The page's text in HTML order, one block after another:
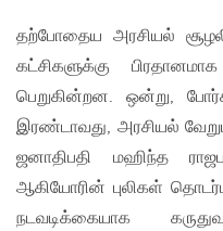
தற்போதைய அரசியல்
கட்சிகளுக்கு
பெறுகின்றன. ஒன்று,
இரண்டாவது, அரசியல்
ஜனாதிபதி மஹிந்த
ஆகியோரின் புலிகள்
நடவடிக்கையாக